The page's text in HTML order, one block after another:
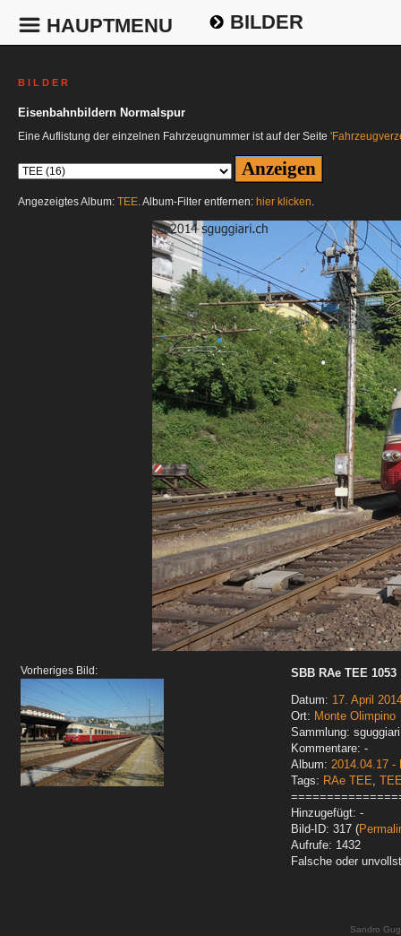
HAUPTMENU BILDER
B I L D E R
Eisenbahnbildern Normalspur
Eine Auflistung der einzelnen Fahrzeugnummer ist auf der Seite
Angezeigtes Album: TEE. Album-Filter entfernen: hier klicken.
Vorheriges Bild:
SBB RAe TEE 1053
Datum: 17. April
Ort: Monte Olimpino
Sammlung:
Kommentare: -
Album: 2014.04.17 -
Tags: RAe TEE,
Hinzugefügt: -
Bild-ID: 317 (
Aufrufe: 1432
Falsche oder
Sandro